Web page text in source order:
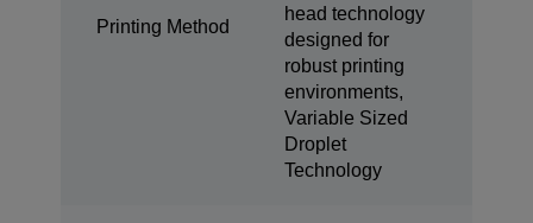
Printing Method
head technology
designed for
robust printing
environments,
Variable Sized
Droplet
Technology